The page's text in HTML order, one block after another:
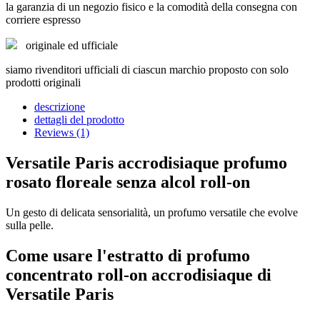
la garanzia di un negozio fisico e la comodità della consegna con
corriere espresso
originale ed ufficiale
siamo rivenditori ufficiali di ciascun marchio proposto con solo
prodotti originali
descrizione
dettagli del prodotto
Reviews (1)
Versatile Paris accrodisiaque profumo
rosato floreale senza alcol roll-on
Un gesto di delicata sensorialità, un profumo versatile che evolve
sulla pelle.
Come usare l'estratto di profumo
concentrato roll-on accrodisiaque di
Versatile Paris